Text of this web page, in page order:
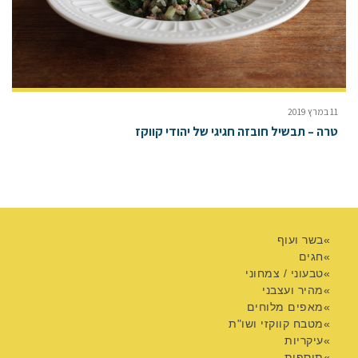
11 במרץ 2019
טרה – תבשיל חובזה חגיגי של יהודי קווקז
בשר ועוף
חגים
טבעוני / צמחוני
מהיר ועצבני
מאפים מלוחים
מטבח קווקזי ושו"ת
עיקריות